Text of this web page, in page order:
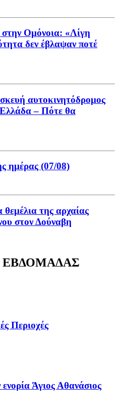
στην Ομόνοια: «Λίγη
δεν έβλαψαν ποτέ
αυτοκινητόδρομος
– Πότε θα
ημέρας (07/08)
της αρχαίας
στον Δούναβη
ΕΒΔΟΜΑΔΑΣ
Περιοχές
Άγιος Αθανάσιος